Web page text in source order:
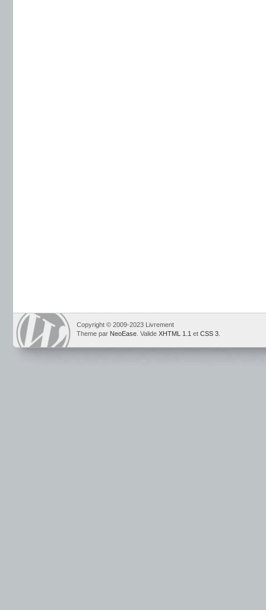
Copyright © 2009-2023 Livrement
Theme par NeoEase . Valide XHTML 1.1 et CSS 3